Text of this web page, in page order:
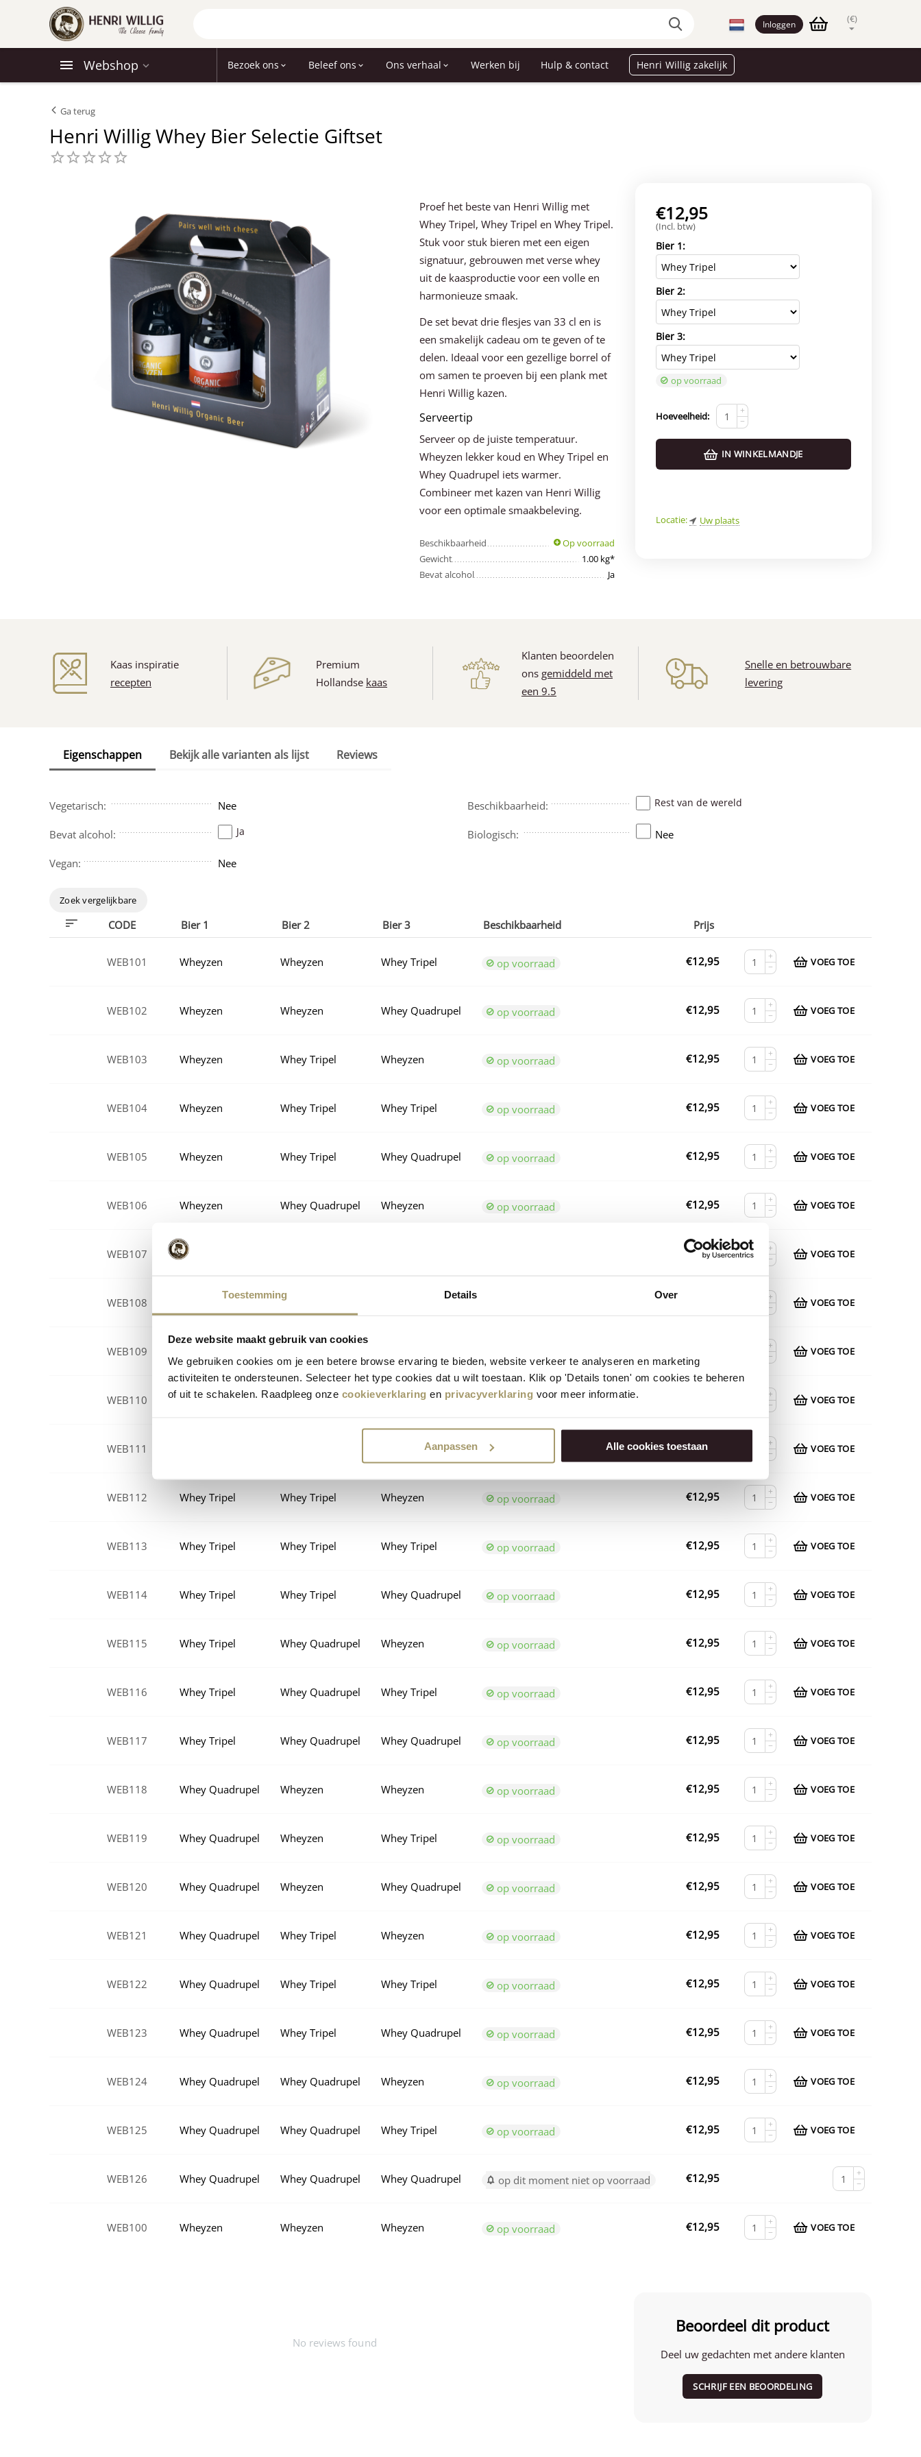
Toestemming Details Over
Deze website maakt gebruik van cookies
We gebruiken cookies om je een betere browse ervaring te bieden, website verkeer te analyseren en marketing
activiteiten te ondersteunen. Selecteer het type cookies dat u wilt toestaan. Klik op 'Details tonen' om cookies te beheren
of uit te schakelen. Raadpleeg onze cookieverklaring en privacyverklaring voor meer informatie.
Aanpassen Alle cookies toestaan
Inloggen (€)
Webshop Bezoek ons Beleef ons Ons verhaal Werken bij Hulp & contact Henri Willig zakelijk
Ga terug
Henri Willig Whey Bier Selectie Giftset
Proef het beste van Henri Willig met
Whey Tripel, Whey Tripel en Whey Tripel.
Stuk voor stuk bieren met een eigen
signatuur, gebrouwen met verse whey
uit de kaasproductie voor een volle en
harmonieuze smaak.
De set bevat drie flesjes van 33 cl en is
een smakelijk cadeau om te geven of te
delen. Ideaal voor een gezellige borrel of
om samen te proeven bij een plank met
Henri Willig kazen.
Serveertip
Serveer op de juiste temperatuur.
Wheyzen lekker koud en Whey Tripel en
Whey Quadrupel iets warmer.
Combineer met kazen van Henri Willig
voor een optimale smaakbeleving.
Beschikbaarheid
Op voorraad
Gewicht
1.00 kg*
Bevat alcohol
Ja
€12,95
(Incl. btw)
Bier 1:
Bier 2:
Bier 3:
op voorraad
Hoeveelheid:
+
−
IN WINKELMANDJE
Locatie: Uw plaats
Kaas inspiratie
recepten
Premium
Hollandse kaas
Klanten beoordelen
ons gemiddeld met
een 9.5
Snelle en betrouwbare
levering
Eigenschappen Bekijk alle varianten als lijst Reviews
Vegetarisch: Nee
Bevat alcohol: Ja
Vegan: Nee
Beschikbaarheid: Rest van de wereld
Biologisch: Nee
Zoek vergelijkbare
CODE Bier 1 Bier 2 Bier 3 Beschikbaarheid Prijs
WEB101 Wheyzen Wheyzen Whey Tripel op voorraad €12,95
+
−
VOEG TOE
WEB102 Wheyzen Wheyzen Whey Quadrupel op voorraad €12,95
+
−
VOEG TOE
WEB103 Wheyzen Whey Tripel Wheyzen op voorraad €12,95
+
−
VOEG TOE
WEB104 Wheyzen Whey Tripel Whey Tripel op voorraad €12,95
+
−
VOEG TOE
WEB105 Wheyzen Whey Tripel Whey Quadrupel op voorraad €12,95
+
−
VOEG TOE
WEB106 Wheyzen Whey Quadrupel Wheyzen op voorraad €12,95
+
−
VOEG TOE
WEB107 Wheyzen €12,95
+
−
VOEG TOE
WEB108 Whey Quadrupel Whey Quadrupel
+
−
VOEG TOE
WEB109
+
−
VOEG TOE
WEB110 Whey Tripel Wheyzen Whey Tripel op voorraad
+
−
VOEG TOE
WEB111 Whey Quadrupel €12,95
+
−
VOEG TOE
WEB112 Whey Tripel Whey Tripel Wheyzen op voorraad €12,95
+
−
VOEG TOE
WEB113 Whey Tripel Whey Tripel Whey Tripel op voorraad €12,95
+
−
VOEG TOE
WEB114 Whey Tripel Whey Tripel Whey Quadrupel op voorraad €12,95
+
−
VOEG TOE
WEB115 Whey Tripel Whey Quadrupel Wheyzen op voorraad €12,95
+
−
VOEG TOE
WEB116 Whey Tripel Whey Quadrupel Whey Tripel op voorraad €12,95
+
−
VOEG TOE
WEB117 Whey Tripel Whey Quadrupel Whey Quadrupel op voorraad €12,95
+
−
VOEG TOE
WEB118 Whey Quadrupel Wheyzen Wheyzen op voorraad €12,95
+
−
VOEG TOE
WEB119 Whey Quadrupel Wheyzen Whey Tripel op voorraad €12,95
+
−
VOEG TOE
WEB120 Whey Quadrupel Wheyzen Whey Quadrupel op voorraad €12,95
+
−
VOEG TOE
WEB121 Whey Quadrupel Whey Tripel Wheyzen op voorraad €12,95
+
−
VOEG TOE
WEB122 Whey Quadrupel Whey Tripel Whey Tripel op voorraad €12,95
+
−
VOEG TOE
WEB123 Whey Quadrupel Whey Tripel Whey Quadrupel op voorraad €12,95
+
−
VOEG TOE
WEB124 Whey Quadrupel Whey Quadrupel Wheyzen op voorraad €12,95
+
−
VOEG TOE
WEB125 Whey Quadrupel Whey Quadrupel Whey Tripel op voorraad €12,95
+
−
VOEG TOE
WEB126 Whey Quadrupel Whey Quadrupel Whey Quadrupel op dit moment niet op voorraad €12,95
+
−
WEB100 Wheyzen Wheyzen Wheyzen op voorraad €12,95
+
−
VOEG TOE
No reviews found
Beoordeel dit product
Deel uw gedachten met andere klanten
SCHRIJF EEN BEOORDELING